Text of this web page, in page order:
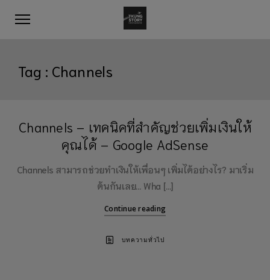
Tag : Channels
Channels – เทคนิคที่สำคัญช่วยเพิ่มเงินให้
คุณได้ – Google AdSense
Channels สามารถช่วยทำเงินให้เพื่อนๆ เพิ่มได้อย่างไร? มาเริ่ม
ต้นกันเลย… Wha […]
Continue reading
บทความทั่วไป